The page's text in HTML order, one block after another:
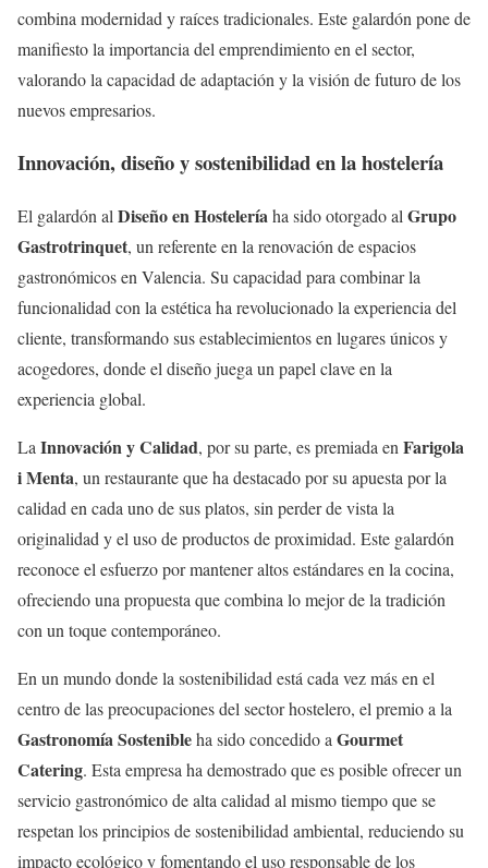
combina modernidad y raíces tradicionales. Este galardón pone de
manifiesto la importancia del emprendimiento en el sector,
valorando la capacidad de adaptación y la visión de futuro de los
nuevos empresarios.
Innovación, diseño y sostenibilidad en la hostelería
El galardón al Diseño en Hosteleríaha sido otorgado al Grupo
Gastrotrinquet, un referente en la renovación de espacios
gastronómicos en Valencia. Su capacidad para combinar la
funcionalidad con la estética ha revolucionado la experiencia del
cliente, transformando sus establecimientos en lugares únicos y
acogedores, donde el diseño juega un papel clave en la
experiencia global.
La Innovación y Calidad, por su parte, es premiada en Farigola
i Menta, un restaurante que ha destacado por su apuesta por la
calidad en cada uno de sus platos, sin perder de vista la
originalidad y el uso de productos de proximidad. Este galardón
reconoce el esfuerzo por mantener altos estándares en la cocina,
ofreciendo una propuesta que combina lo mejor de la tradición
con un toque contemporáneo.
En un mundo donde la sostenibilidad está cada vez más en el
centro de las preocupaciones del sector hostelero, el premio a la
Gastronomía Sostenibleha sido concedido a Gourmet
Catering. Esta empresa ha demostrado que es posible ofrecer un
servicio gastronómico de alta calidad al mismo tiempo que se
respetan los principios de sostenibilidad ambiental, reduciendo su
impacto ecológico y fomentando el uso responsable de los